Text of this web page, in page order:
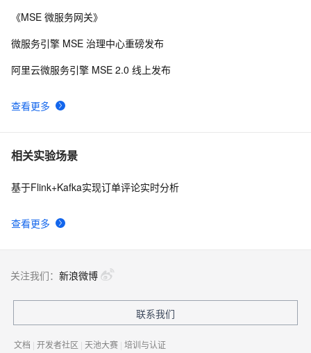
查看更多
《MSE 微服务网关》
微服务引擎 MSE 治理中心重磅发布
阿里云微服务引擎 MSE 2.0 线上发布
相关实验场景
查看更多
基于Flink+Kafka实现订单评论实时分析
关注我们： 新浪微博
联系我们
文档 | 开发者社区 | 天池大赛 | 培训与认证